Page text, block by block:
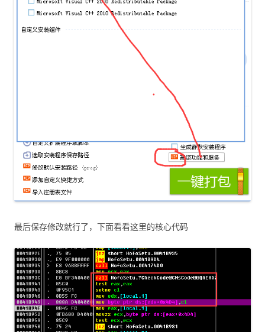
最后保存修改就行了，下面看看这里的核心代码